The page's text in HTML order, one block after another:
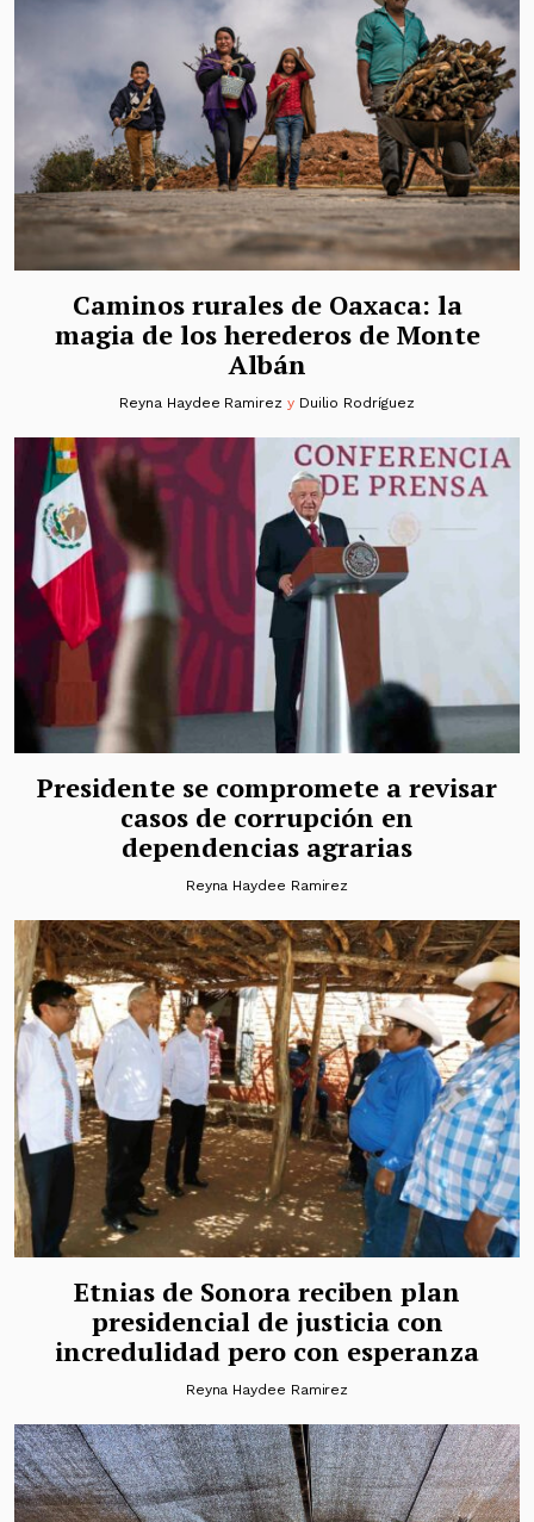
Caminos rurales de Oaxaca: la
magia de los herederos de Monte
Albán
Reyna Haydee Ramirez y Duilio Rodríguez
Presidente se compromete a revisar
casos de corrupción en
dependencias agrarias
Reyna Haydee Ramirez
Etnias de Sonora reciben plan
presidencial de justicia con
incredulidad pero con esperanza
Reyna Haydee Ramirez